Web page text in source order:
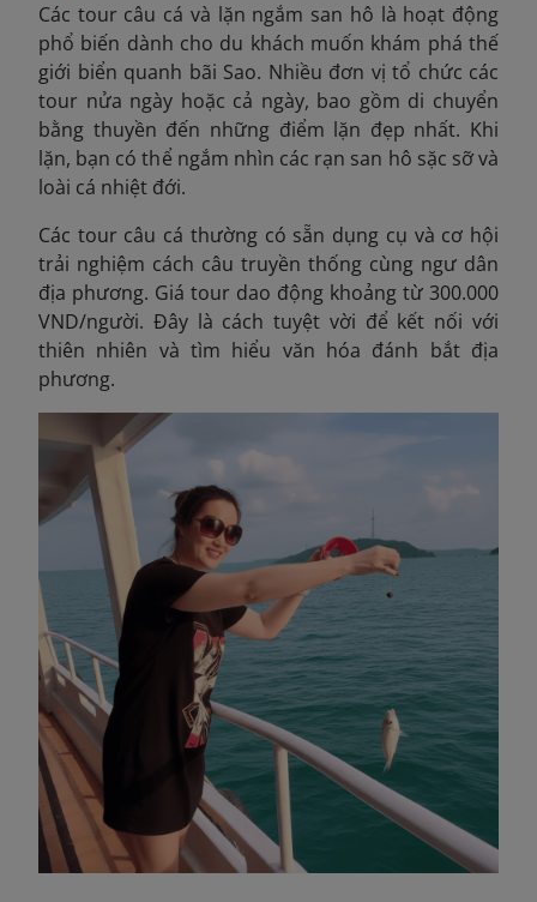
Các tour câu cá và lặn ngắm san hô là hoạt động
phổ biến dành cho du khách muốn khám phá thế
giới biển quanh bãi Sao. Nhiều đơn vị tổ chức các
tour nửa ngày hoặc cả ngày, bao gồm di chuyển
bằng thuyền đến những điểm lặn đẹp nhất. Khi
lặn, bạn có thể ngắm nhìn các rạn san hô sặc sỡ và
loài cá nhiệt đới.
Các tour câu cá thường có sẵn dụng cụ và cơ hội
trải nghiệm cách câu truyền thống cùng ngư dân
địa phương. Giá tour dao động khoảng từ 300.000
VND/người. Đây là cách tuyệt vời để kết nối với
thiên nhiên và tìm hiểu văn hóa đánh bắt địa
phương.